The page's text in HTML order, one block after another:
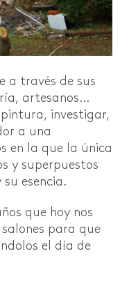
a través de sus
artesanos…
investigar,
a una
en la que la única
y superpuestos
esencia.
que hoy nos
para que
el día de